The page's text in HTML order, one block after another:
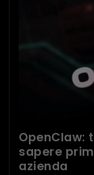
OpenClaw:
sapere
azienda